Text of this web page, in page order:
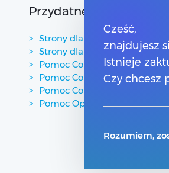
Przydatne linki
Strony dla Klientów
Strony dla Partnerów
Pomoc Comarch Betterfly
Pomoc Comarch e-Sklep
Pomoc Comarch HRM
Pomoc Optima w chmurze
Cześć,
znajdujesz
Istnieje
Czy chcesz
Rozumiem,